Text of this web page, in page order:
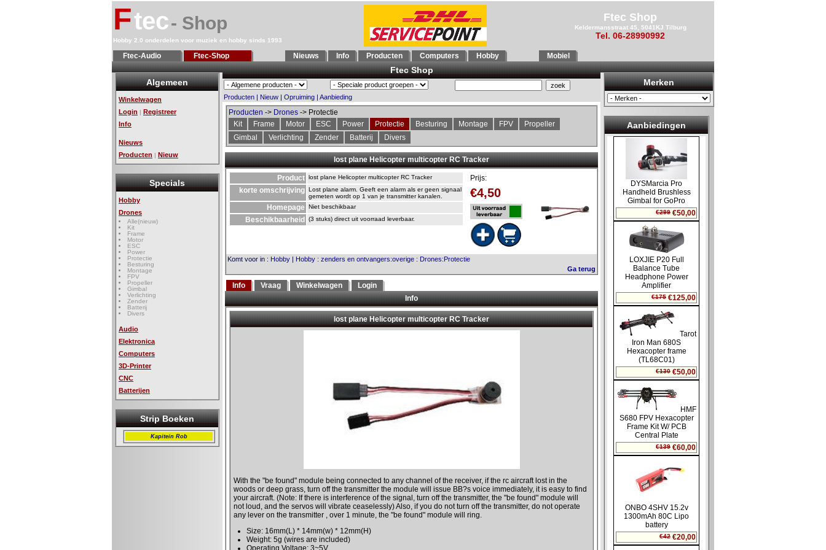
Ftec- Shop
Hobby 2.0 onderdelen voor muziek en hobby sinds 1993
Ftec Shop
Keldermansstraat 45, 5041KJ Tilburg
Tel. 06-28990992
Ftec-Audio Ftec-Shop Nieuws Info Producten Computers Hobby Mobiel
Algemeen
Winkelwagen
Login | Registreer
Info
Nieuws
Producten | Nieuw
Specials
Hobby
Drones
Alle(nieuw)
Kit
Frame
Motor
ESC
Power
Protectie
Besturing
Montage
FPV
Propeller
Gimbal
Verlichting
Zender
Batterij
Divers
Audio
Elektronica
Computers
3D-Printer
CNC
Batterijen
Strip Boeken
Kapitein Rob
Ftec Shop
Producten | Nieuw | Opruiming | Aanbieding
Producten -> Drones -> Protectie
Kit
Frame Motor ESC Power Protectie Besturing Montage FPV
Propeller
Gimbal
Verlichting Zender Batterij Divers
lost plane Helicopter multicopter RC Tracker
Product lost plane Helicopter multicopter RC Tracker
korte omschrijving Lost plane alarm. Geeft een alarm als er geen signaal
gemeten wordt op 1 van je transmitter kanalen.
Homepage Niet beschikbaar
Beschikbaarheid (3 stuks) direct uit voorraad leverbaar.
Prijs:
€4,50
Komt voor in : Hobby | Hobby : zenders en ontvangers:overige : Drones:Protectie
Ga terug
Info Vraag Winkelwagen
Login
Info
Merken
Aanbiedingen